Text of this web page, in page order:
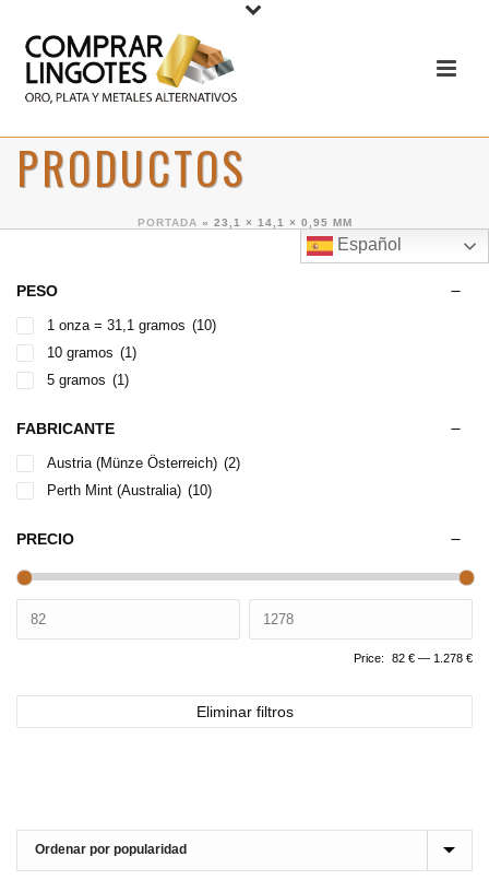
PRODUCTOS
PORTADA » 23,1 × 14,1 × 0,95 MM
Español
PESO
1 onza = 31,1 gramos (10)
10 gramos (1)
5 gramos (1)
FABRICANTE
Austria (Münze Österreich) (2)
Perth Mint (Australia) (10)
PRECIO
Price: 82 € — 1.278 €
Eliminar filtros